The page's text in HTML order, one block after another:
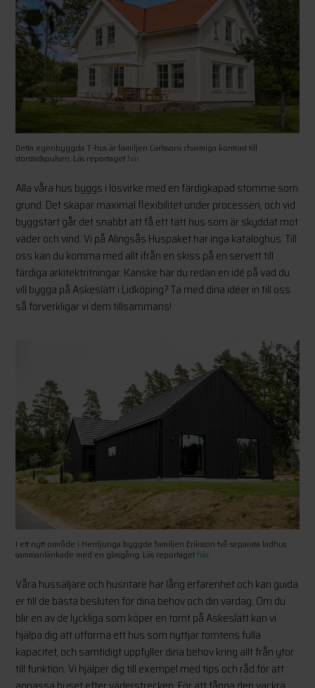
Detta egenbyggda T-hus är familjen Carlssons charmiga kontrast till
storstadspulsen. Läs reportaget här.
Alla våra hus byggs i lösvirke med en färdigkapad stomme som
grund. Det skapar maximal flexibilitet under processen, och vid
byggstart går det snabbt att få ett tätt hus som är skyddat mot
väder och vind. Vi på Alingsås Huspaket har inga kataloghus. Till
oss kan du komma med allt ifrån en skiss på en servett till
färdiga arkitektritningar. Kanske har du redan en idé på vad du
vill bygga på Askeslätt i Lidköping? Ta med dina idéer in till oss
så förverkligar vi dem tillsammans!
I ett nytt område i Herrljunga byggde familjen Eriksson två separata ladhus
sammanlänkade med en glasgång. Läs reportaget här.
Våra hussäljare och husritare har lång erfarenhet och kan guida
er till de bästa besluten för dina behov och din vardag. Om du
blir en av de lyckliga som köper en tomt på Askeslätt kan vi
hjälpa dig att utforma ett hus som nyttjar tomtens fulla
kapacitet, och samtidigt uppfyller dina behov kring allt från ytor
till funktion. Vi hjälper dig till exempel med tips och råd för att